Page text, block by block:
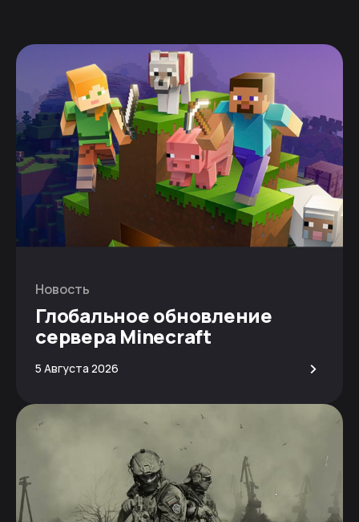
Новость
Глобальное обновление
сервера Minecraft
5 Августа 2026 >